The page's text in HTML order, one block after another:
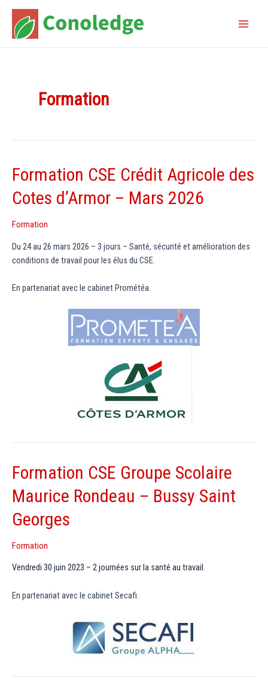
contenu
Formation
Formation CSE Crédit Agricole des
Cotes d’Armor – Mars 2026
Formation
Du 24 au 26 mars 2026 – 3 jours – Santé, sécurité et amélioration des
conditions de travail pour les élus du CSE.
En partenariat avec le cabinet Prométéa.
Formation CSE Groupe Scolaire
Maurice Rondeau – Bussy Saint
Georges
Formation
Vendredi 30 juin 2023 – 2 journées sur la santé au travail.
En partenariat avec le cabinet Secafi.